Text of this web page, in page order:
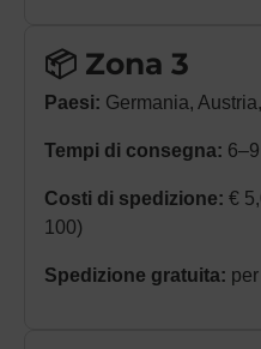
📦 Zona 3
Paesi: Germania,
Tempi di consegna:
Costi di spedizione: €
100)
Spedizione gratuita: